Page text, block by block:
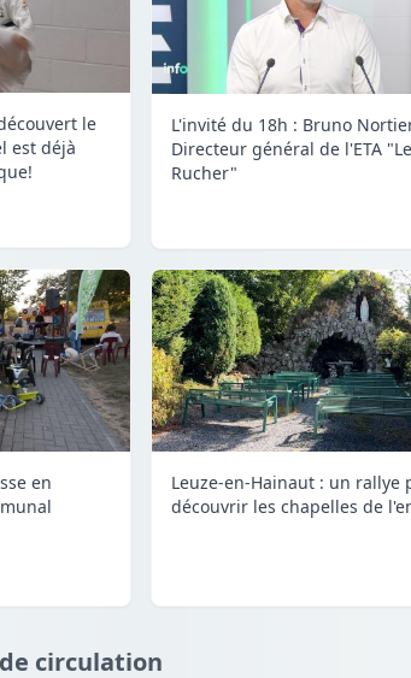
le
est déjà
L'invité du 18h : Bruno
Directeur général de l'ETA "Le
Rucher"
en
Leuze-en-Hainaut : un rallye
découvrir les chapelles de
circulation